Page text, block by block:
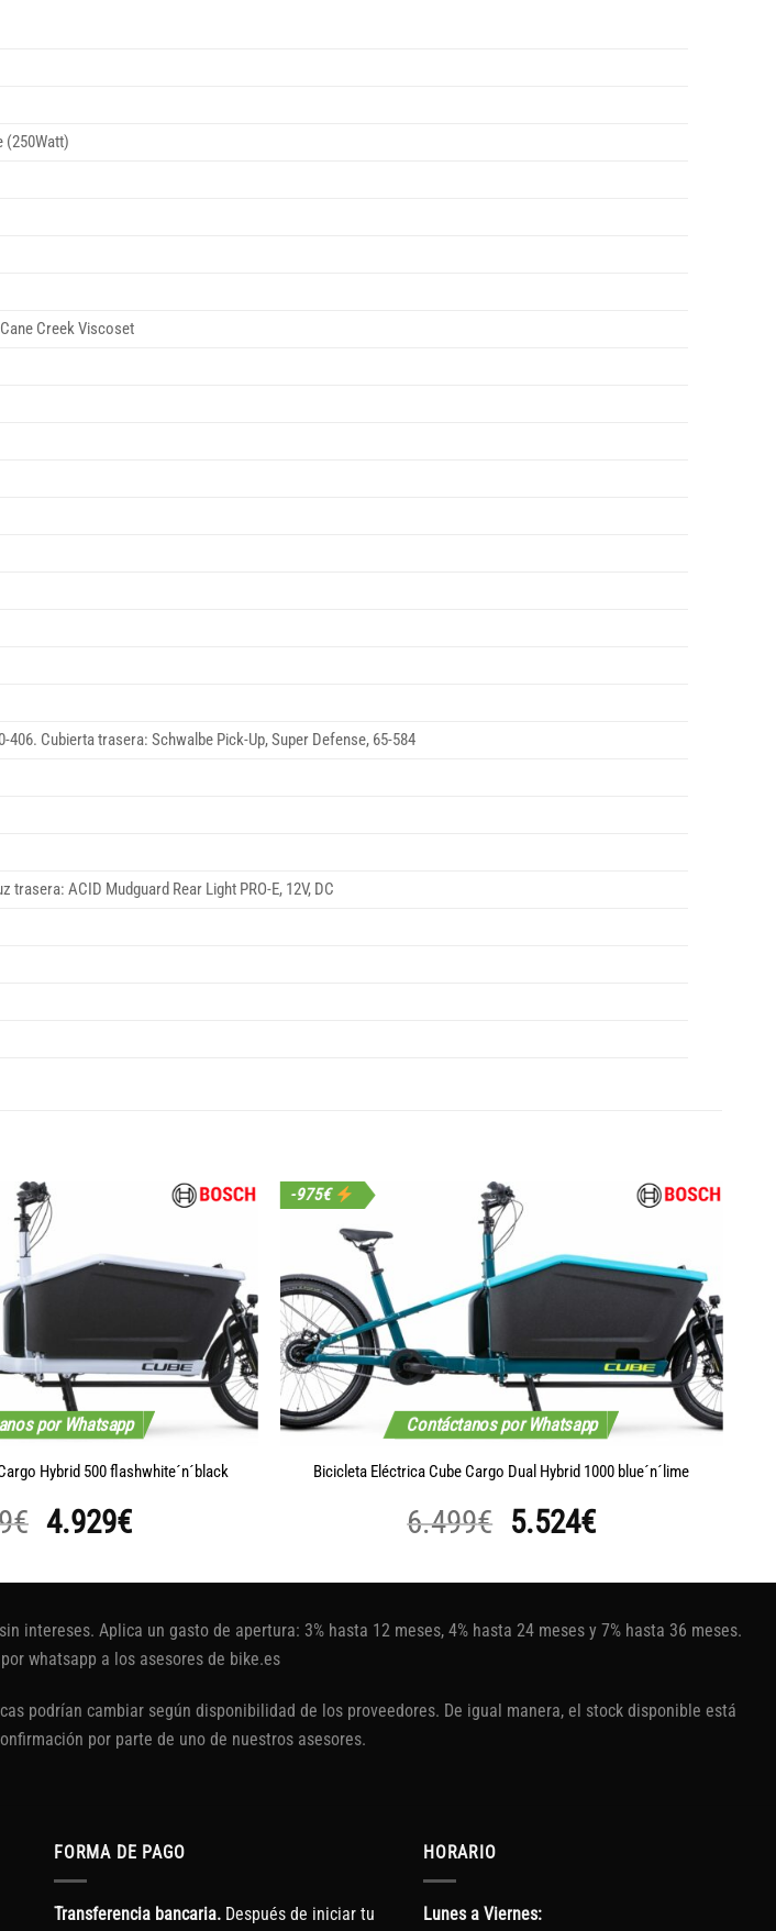
(250Watt)
Creek Viscoset
Cubierta trasera: Schwalbe Pick-Up, Super Defense, 65-584
trasera: ACID Mudguard Rear Light PRO-E, 12V, DC
por Whatsapp
Hybrid 500 flashwhite´n´black
€ El
original
era:
5.799€.
4.929€El
actual
es:
4.929€.
Contáctanos por Whatsapp
-975€
Bicicleta Eléctrica Cube Cargo Dual Hybrid 1000 blue´n´lime
6.499€ El
original
era:
6.499€.
5.524€El
actual
es:
5.524€.
Aplica un gasto de apertura: 3% hasta 12 meses, 4% hasta 24 meses y 7% hasta 36 meses.
whatsapp a los asesores de bike.es
podrían cambiar según disponibilidad de los proveedores. De igual manera, el stock disponible está
por parte de uno de nuestros asesores.
FORMA DE PAGO
Transferencia bancaria. Después de iniciar tu
HORARIO
Lunes a Viernes: